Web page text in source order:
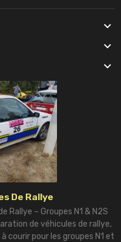



De Rallye
Rallye – Groupes N1 & N2S
de véhicules de rallye,
courir pour les groupes N1 et